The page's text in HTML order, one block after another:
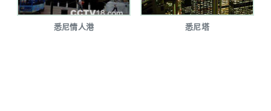
悉尼情人港 悉尼塔